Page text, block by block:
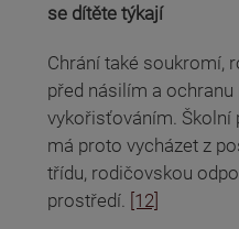
se dítěte týkají
Chrání také soukromí,
před násilím a
vykořisťováním.
má proto vycházet z
třídu, rodičovskou
prostředí. [12]